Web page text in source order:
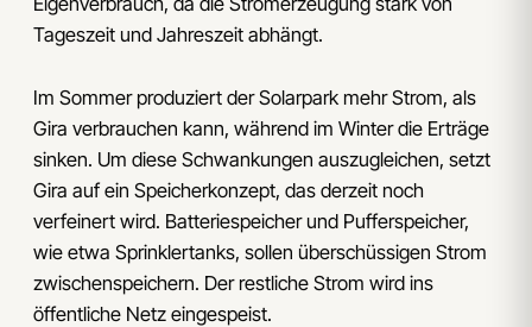
Tageszeit und Jahreszeit abhängt.
Im Sommer produziert der Solarpark mehr Strom, als
Gira verbrauchen kann, während im Winter die Erträge
sinken. Um diese Schwankungen auszugleichen, setzt
Gira auf ein Speicherkonzept, das derzeit noch
verfeinert wird. Batteriespeicher und Pufferspeicher,
wie etwa Sprinklertanks, sollen überschüssigen Strom
zwischenspeichern. Der restliche Strom wird ins
öffentliche Netz eingespeist.